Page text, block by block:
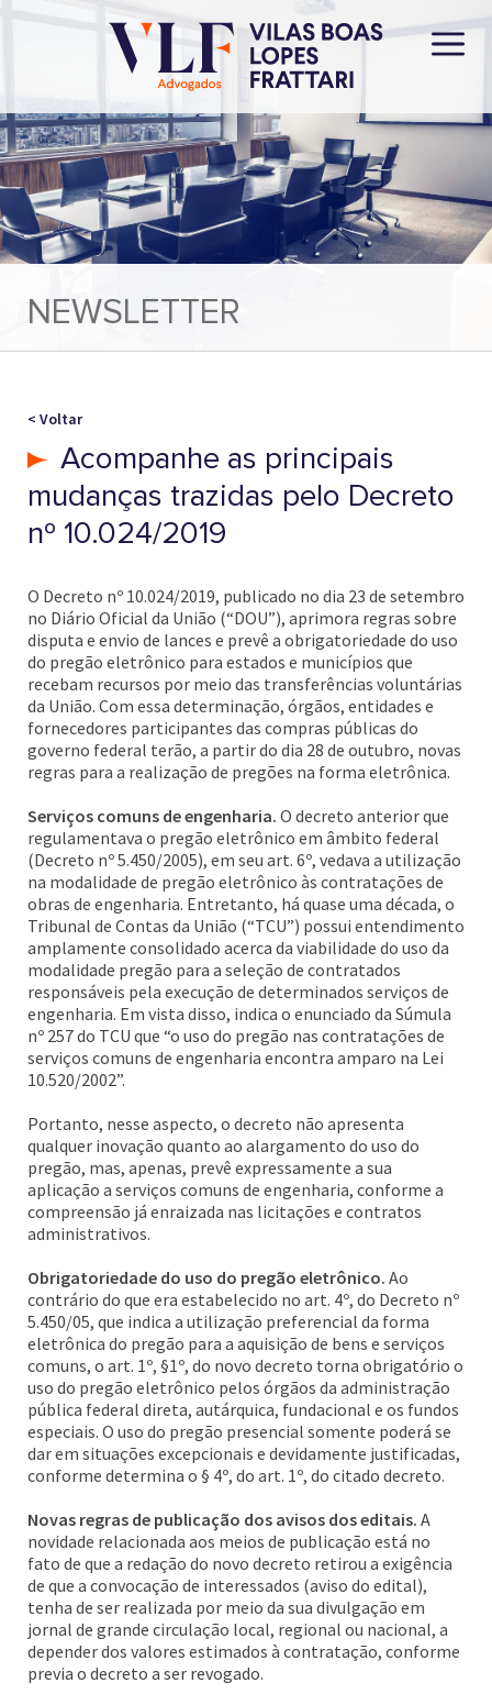
NEWSLETTER
< Voltar
Acompanhe as principais
mudanças trazidas pelo Decreto
nº 10.024/2019
O Decreto nº 10.024/2019, publicado no dia 23 de setembro
no Diário Oficial da União (“DOU”), aprimora regras sobre
disputa e envio de lances e prevê a obrigatoriedade do uso
do pregão eletrônico para estados e municípios que
recebam recursos por meio das transferências voluntárias
da União. Com essa determinação, órgãos, entidades e
fornecedores participantes das compras públicas do
governo federal terão, a partir do dia 28 de outubro, novas
regras para a realização de pregões na forma eletrônica.
Serviços comuns de engenharia. O decreto anterior que
regulamentava o pregão eletrônico em âmbito federal
(Decreto nº 5.450/2005), em seu art. 6º, vedava a utilização
na modalidade de pregão eletrônico às contratações de
obras de engenharia. Entretanto, há quase uma década, o
Tribunal de Contas da União (“TCU”) possui entendimento
amplamente consolidado acerca da viabilidade do uso da
modalidade pregão para a seleção de contratados
responsáveis pela execução de determinados serviços de
engenharia. Em vista disso, indica o enunciado da Súmula
nº 257 do TCU que “o uso do pregão nas contratações de
serviços comuns de engenharia encontra amparo na Lei
10.520/2002”.
Portanto, nesse aspecto, o decreto não apresenta
qualquer inovação quanto ao alargamento do uso do
pregão, mas, apenas, prevê expressamente a sua
aplicação a serviços comuns de engenharia, conforme a
compreensão já enraizada nas licitações e contratos
administrativos.
Obrigatoriedade do uso do pregão eletrônico. Ao
contrário do que era estabelecido no art. 4º, do Decreto nº
5.450/05, que indica a utilização preferencial da forma
eletrônica do pregão para a aquisição de bens e serviços
comuns, o art. 1º, §1º, do novo decreto torna obrigatório o
uso do pregão eletrônico pelos órgãos da administração
pública federal direta, autárquica, fundacional e os fundos
especiais. O uso do pregão presencial somente poderá se
dar em situações excepcionais e devidamente justificadas,
conforme determina o § 4º, do art. 1º, do citado decreto.
Novas regras de publicação dos avisos dos editais. A
novidade relacionada aos meios de publicação está no
fato de que a redação do novo decreto retirou a exigência
de que a convocação de interessados (aviso do edital),
tenha de ser realizada por meio da sua divulgação em
jornal de grande circulação local, regional ou nacional, a
depender dos valores estimados à contratação, conforme
previa o decreto a ser revogado.